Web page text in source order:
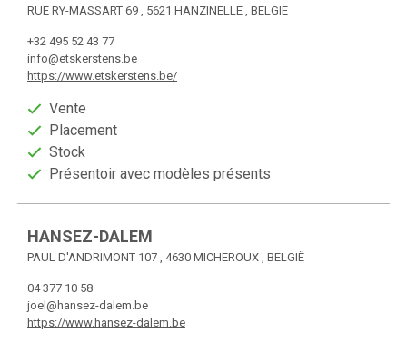
RUE RY-MASSART 69 , 5621 HANZINELLE , BELGIË
+32 495 52 43 77
info@etskerstens.be
https://www.etskerstens.be/
Vente
Placement
Stock
Présentoir avec modèles présents
HANSEZ-DALEM
PAUL D'ANDRIMONT 107 , 4630 MICHEROUX , BELGIË
04 377 10 58
joel@hansez-dalem.be
https://www.hansez-dalem.be